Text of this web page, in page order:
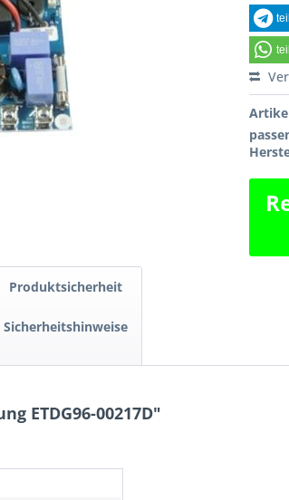
Produktsicherheit
Sicherheitshinweise
ETDG96-00217D"